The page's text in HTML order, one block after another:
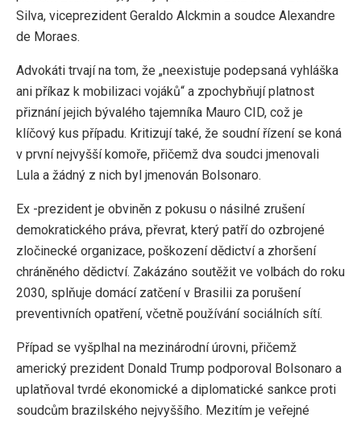
Silva, viceprezident Geraldo Alckmin a soudce Alexandre
de Moraes.
Advokáti trvají na tom, že „neexistuje podepsaná vyhláška
ani příkaz k mobilizaci vojáků“ a zpochybňují platnost
přiznání jejich bývalého tajemníka Mauro CID, což je
klíčový kus případu. Kritizují také, že soudní řízení se koná
v první nejvyšší komoře, přičemž dva soudci jmenovali
Lula a žádný z nich byl jmenován Bolsonaro.
Ex -prezident je obviněn z pokusu o násilné zrušení
demokratického práva, převrat, který patří do ozbrojené
zločinecké organizace, poškození dědictví a zhoršení
chráněného dědictví. Zakázáno soutěžit ve volbách do roku
2030, splňuje domácí zatčení v Brasilii za porušení
preventivních opatření, včetně používání sociálních sítí.
Případ se vyšplhal na mezinárodní úrovni, přičemž
americký prezident Donald Trump podporoval Bolsonaro a
uplatňoval tvrdé ekonomické a diplomatické sankce proti
soudcům brazilského nejvyššího. Mezitím je veřejné